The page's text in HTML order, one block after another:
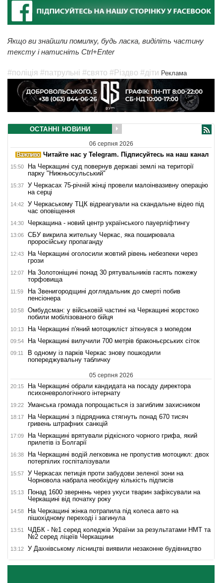
Якщо ви знайшли помилку, будь ласка, виділіть частину
тексту і натисніть Ctrl+Enter
#поліція #патрульні #свято #Різдво #діти Реклама
ОСТАННІ НОВИНИ
06 серпня 2026
Читайте нас у Telegram. Підписуйтесь на наш канал
15:50
На Черкащині суд повернув державі землі на території
парку "Нижньосульський"
15:37
У Черкасах 75-річній жінці провели малоінвазивну операцію
на серці
14:42
У Черкаському ТЦК відреагували на скандальне відео під
час оповіщення
14:30 Черкащина - новий центр українського пауерліфтингу
13:06
СБУ викрила жительку Черкас, яка поширювала
проросійську пропаганду
12:43
На Черкащині оголосили жовтий рівень небезпеки через
грози
12:07
На Золотоніщині понад 30 рятувальників гасять пожежу
торфовища
11:59
На Звенигородщині доглядальник до смерті побив
пенсіонера
10:58
Омбудсман: у військовій частині на Черкащині жорстоко
побили мобілізованого бійця
10:13 На Черкащині п'яний мотоцикліст зіткнувся з мопедом
09:54 На Черкащині вилучили 700 метрів браконьєрських сіток
09:11
В одному із парків Черкас знову пошкодили
попереджувальну табличку
05 серпня 2026
20:15
На Черкащині обрали кандидата на посаду директора
психоневрологічного інтернату
19:22 Уманська громада попрощається із загиблим захисником
18:17
На Черкащині з підрядника стягнуть понад 670 тисяч
гривень штрафних санкцій
17:09
На Черкащині врятували рідкісного чорного грифа, який
прилетів із Болгарії
16:38
На Черкащині водій легковика не пропустив мотоцикл: двох
потерпілих госпіталізували
15:57
У Черкасах петиція проти забудови зеленої зони на
Чорновола набрала необхідну кількість підписів
15:13
Понад 1600 звернень через укуси тварин зафіксували на
Черкащині від початку року
14:58
На Черкащині жінка потрапила під колеса авто на
пішохідному переході і загинула
13:51
ЧДБК - №1 серед коледжів України за результатами НМТ та
№2 серед ліцеїв Черкащини
13:12 У Дахнівському лісництві виявили незаконне будівництво